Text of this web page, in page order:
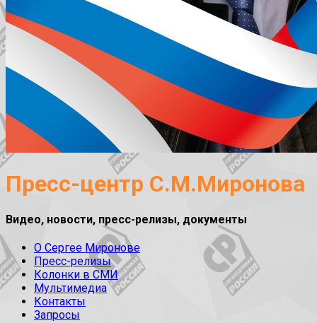
Пресс-центр С.М.Миронова
Видео, новости, пресс-релизы, документы
О Сергее Миронове
Пресс-релизы
Колонки в СМИ
Мультимедиа
Контакты
Запросы